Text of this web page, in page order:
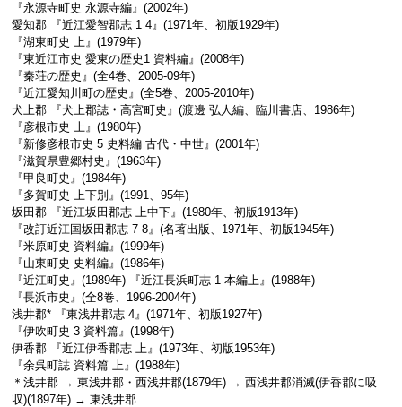
『永源寺町史 永源寺編』(2002年)
愛知郡 『近江愛智郡志 1 4』(1971年、初版1929年)
『湖東町史 上』(1979年)
『東近江市史 愛東の歴史1 資料編』(2008年)
『秦荘の歴史』(全4巻、2005-09年)
『近江愛知川町の歴史』(全5巻、2005-2010年)
犬上郡 『犬上郡誌・高宮町史』(渡邊 弘人編、臨川書店、1986年)
『彦根市史 上』(1980年)
『新修彦根市史 5 史料編 古代・中世』(2001年)
『滋賀県豊郷村史』(1963年)
『甲良町史』(1984年)
『多賀町史 上下別』(1991、95年)
坂田郡 『近江坂田郡志 上中下』(1980年、初版1913年)
『改訂近江国坂田郡志 7 8』(名著出版、1971年、初版1945年)
『米原町史 資料編』(1999年)
『山東町史 史料編』(1986年)
『近江町史』(1989年) 『近江長浜町志 1 本編上』(1988年)
『長浜市史』(全8巻、1996-2004年)
浅井郡* 『東浅井郡志 4』(1971年、初版1927年)
『伊吹町史 3 資料篇』(1998年)
伊香郡 『近江伊香郡志 上』(1973年、初版1953年)
『余呉町誌 資料篇 上』(1988年)
＊浅井郡 → 東浅井郡・西浅井郡(1879年) → 西浅井郡消滅(伊香郡に吸
収)(1897年) → 東浅井郡